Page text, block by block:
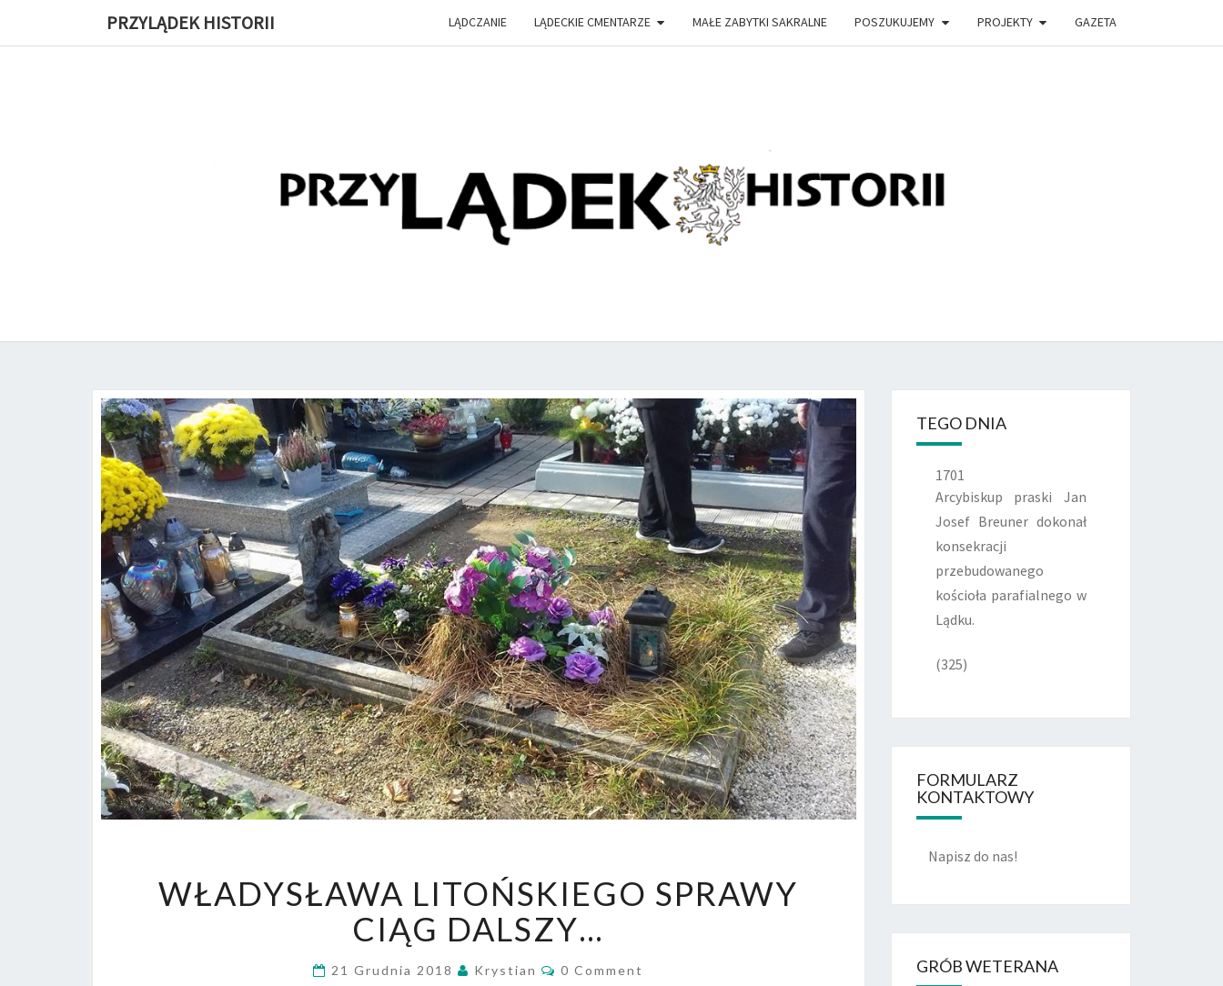
PRZYLĄDEK HISTORII LĄDCZANIE LĄDECKIE CMENTARZE MAŁE ZABYTKI SAKRALNE POSZUKUJEMY PROJEKTY GAZETA
PRZYLĄDEK
Witryna
Lądeckiego
Towarzystwa
LITOŃSKIEGO
SPRAWY
CIĄG
WŁADYSŁAWA LITOŃSKIEGO SPRAWY
CIĄG DALSZY…
21 Grudnia 2018 Krystian Comments
0 Comment
TEGO DNIA
1701
Arcybiskup praski Jan
Josef Breuner dokonał
konsekracji
przebudowanego
kościoła parafialnego w
Lądku.
(325)
FORMULARZ
KONTAKTOWY
Napisz do nas!
GRÓB WETERANA